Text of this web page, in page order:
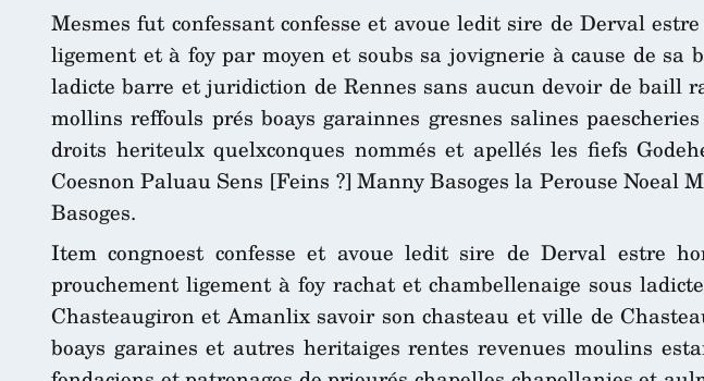
Mesmes fut confessant confesse et avoue ledit sire de Derval
ligement et à foy par moyen et soubs sa jovignerie à cause de sa
ladicte barre et juridiction de Rennes sans aucun devoir de baill
mollins reffouls prés boays garainnes gresnes salines
droits heriteulx quelxconques nommés et apellés les fiefs
Coesnon Paluau Sens [Feins ?] Manny Basoges la Perouse Noeal
Basoges.
Item congnoest confesse et avoue ledit sire de Derval estre
prouchement ligement à foy rachat et chambellenaige sous
Chasteaugiron et Amanlix savoir son chasteau et ville de
boays garaines et autres heritaiges rentes revenues moulins